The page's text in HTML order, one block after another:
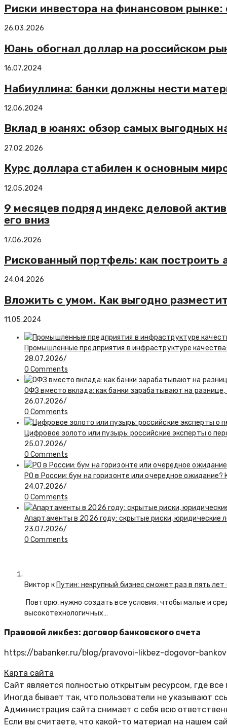
Риски инвестора на финансовом
26.03.2026
Юань обогнал доллар на российском
16.07.2024
Набиуллина: банки должны нести
12.06.2024
Вклад в юанях: обзор самых выгодных
27.02.2026
Курс доллара стабилен к основным
12.05.2024
9 месяцев подряд индекс деловой
его вниз
17.06.2026
Рискованный портфель: как построить
24.04.2026
Вложить с умом. Как выгодно
11.05.2024
Промышленные предприятия в инфраструктуре
28.07.2026/
0 Comments
ОФЗ вместо вклада: как банки зарабатывают на
26.07.2026/
0 Comments
Цифровое золото или пузырь: российские эксперты о
25.07.2026/
0 Comments
PO в России: бум на горизонте или очередное
24.07.2026/
0 Comments
Апартаменты в 2026 году: скрытые риски, юридические
23.07.2026/
0 Comments
Виктор к Путин: некрупный бизнес сможет раз в пять
Повторю, нужно создать все условия, чтобы малые и
высокотехнологичных…
Правовой ликбез: договор банковского счета
https://babanker.ru/blog/pravovoi-likbez-dogovor-
Карта сайта
Сайт является полностью открытым ресурсом, где
Иногда бывает так, что пользователи не указывают
Администрация сайта снимает с себя всю
Если вы считаете, что какой-то материал на нашем